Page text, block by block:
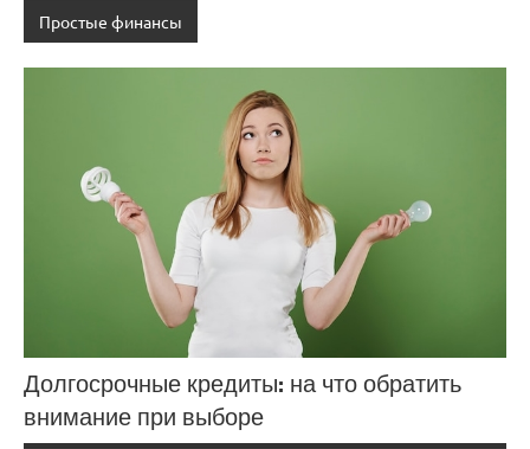
Простые финансы
Долгосрочные кредиты: на что обратить
внимание при выборе